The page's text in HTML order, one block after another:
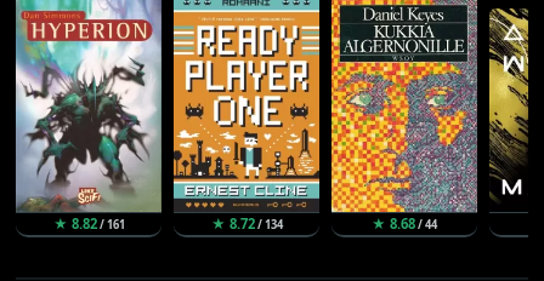
★ 8.82/ 161 ★ 8.72/ 134 ★ 8.68/ 44